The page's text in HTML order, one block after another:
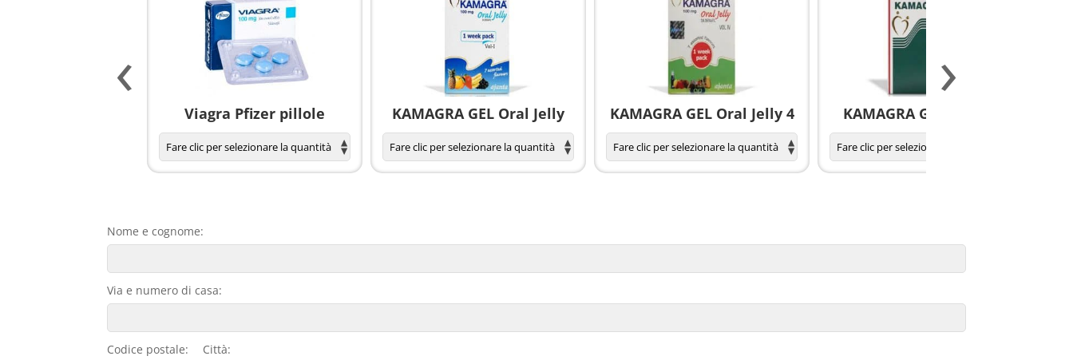
Viagra Pfizer pillole KAMAGRA GEL Oral Jelly KAMAGRA GEL Oral Jelly 4 KAMAGRA GOLD pillole
‹ ›
Nome e cognome:
Via e numero di casa:
Codice postale: Città: